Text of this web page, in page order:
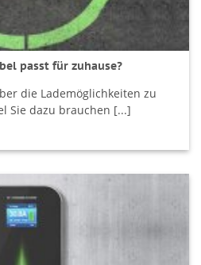
passt für zuhause?
die Lademöglichkeiten zu
Sie dazu brauchen [...]